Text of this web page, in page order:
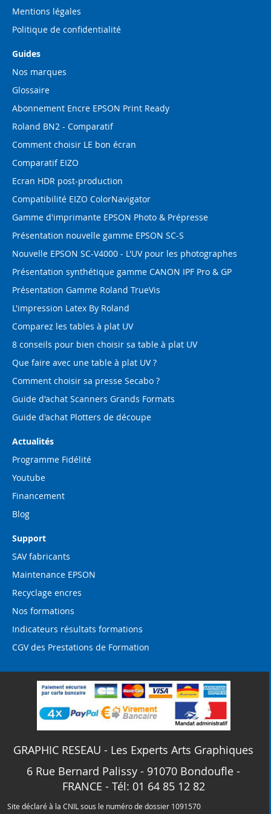
Mentions légales
Politique de confidentialité
Guides
Nos marques
Glossaire
Abonnement Encre EPSON Print Ready
Roland BN2 - Comparatif
Comment choisir LE bon écran
Comparatif EIZO
Ecran HDR post-production
Compatibilité EIZO ColorNavigator
Gamme d'imprimante EPSON Photo & Prépresse
Présentation nouvelle gamme EPSON SC-S
Nouvelle EPSON SC-V4000 - L'UV pour les photographes
Présentation synthétique gamme CANON IPF Pro & GP
Présentation Gamme Roland TrueVis
L'impression Latex By Roland
Comparez les tables à plat UV
8 conseils pour bien choisir sa table à plat UV
Que faire avec une table à plat UV ?
Comment choisir sa presse Secabo ?
Guide d'achat Scanners Grands Formats
Guide d'achat Plotters de découpe
Actualités
Programme Fidélité
Youtube
Financement
Blog
Support
SAV fabricants
Maintenance EPSON
Recyclage encres
Nos formations
Indicateurs résultats formations
CGV des Prestations de Formation
GRAPHIC RESEAU - Les Experts Arts Graphiques
6 Rue Bernard Palissy - 91070 Bondoufle -
FRANCE - Tél: 01 64 85 12 82
Site déclaré à la CNIL sous le numéro de dossier 1091570